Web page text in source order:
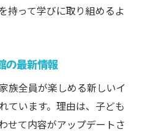
持って学びに取り組めるよ
の最新情報
族全員が楽しめる新しいイ
ています。理由は、子ども
せて内容がアップデートさ